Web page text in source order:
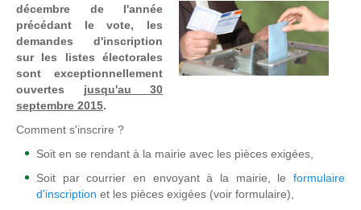
décembre de l'année
précédant le vote, les
demandes d'inscription
sur les listes électorales
sont exceptionnellement
ouvertes jusqu'au 30
septembre 2015.
Comment s'inscrire ?
Soit en se rendant à la mairie avec les pièces exigées,
Soit par courrier en envoyant à la mairie, le formulaire
d'inscription et les pièces exigées (voir formulaire),